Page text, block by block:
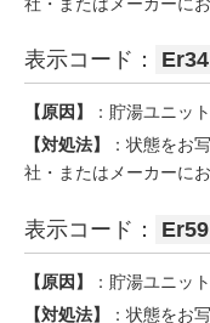
表示コード： Er34
【原因】
：貯湯ユニッ
【対処法】
：状態をお
社・またはメーカーに
表示コード： Er59
【原因】
：貯湯ユニッ
【対処法】
：状態をお